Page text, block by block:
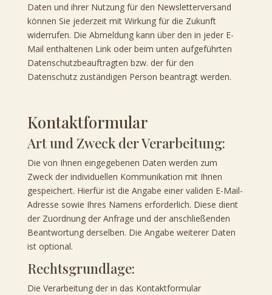
Daten und ihrer Nutzung für den Newsletterversand
können Sie jederzeit mit Wirkung für die Zukunft
widerrufen. Die Abmeldung kann über den in jeder E-
Mail enthaltenen Link oder beim unten aufgeführten
Datenschutzbeauftragten bzw. der für den
Datenschutz zuständigen Person beantragt werden.
Kontaktformular
Art und Zweck der Verarbeitung:
Die von Ihnen eingegebenen Daten werden zum
Zweck der individuellen Kommunikation mit Ihnen
gespeichert. Hierfür ist die Angabe einer validen E-Mail-
Adresse sowie Ihres Namens erforderlich. Diese dient
der Zuordnung der Anfrage und der anschließenden
Beantwortung derselben. Die Angabe weiterer Daten
ist optional.
Rechtsgrundlage:
Die Verarbeitung der in das Kontaktformular